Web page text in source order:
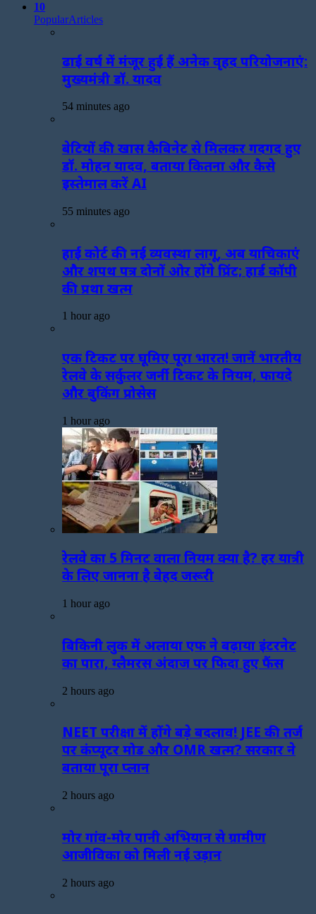
10
PopularArticles
ढाई वर्ष में मंजूर हुई हैं अनेक वृहद परियोजनाएं:
मुख्यमंत्री डॉ. यादव
54 minutes ago
बेटियों की खास कैबिनेट से मिलकर गदगद हुए
डॉ. मोहन यादव, बताया कितना और कैसे
इस्तेमाल करें AI
55 minutes ago
हाई कोर्ट की नई व्यवस्था लागू, अब याचिकाएं
और शपथ पत्र दोनों ओर होंगे प्रिंट; हार्ड कॉपी
की प्रथा खत्म
1 hour ago
एक टिकट पर घूमिए पूरा भारत! जानें भारतीय
रेलवे के सर्कुलर जर्नी टिकट के नियम, फायदे
और बुकिंग प्रोसेस
1 hour ago
रेलवे का 5 मिनट वाला नियम क्या है? हर यात्री
के लिए जानना है बेहद जरूरी
1 hour ago
बिकिनी लुक में अलाया एफ ने बढ़ाया इंटरनेट
का पारा, ग्लैमरस अंदाज पर फिदा हुए फैंस
2 hours ago
NEET परीक्षा में होंगे बड़े बदलाव! JEE की तर्ज
पर कंप्यूटर मोड और OMR खत्म? सरकार ने
बताया पूरा प्लान
2 hours ago
मोर गांव-मोर पानी अभियान से ग्रामीण
आजीविका को मिली नई उड़ान
2 hours ago